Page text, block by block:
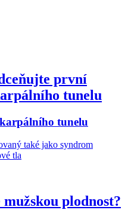
první
tunelu
tunelu
také jako syndrom
tla
plodnost?